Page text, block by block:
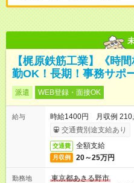
【梶原鉄筋工業】《時
勤OK！長期！事務サポ
派遣 WEB登録・面接OK
給与
時給1400円 月収例
交通費別途支給あり
交通費 全額支給
月収例 20～25万円
勤務地
東京都あきる野市